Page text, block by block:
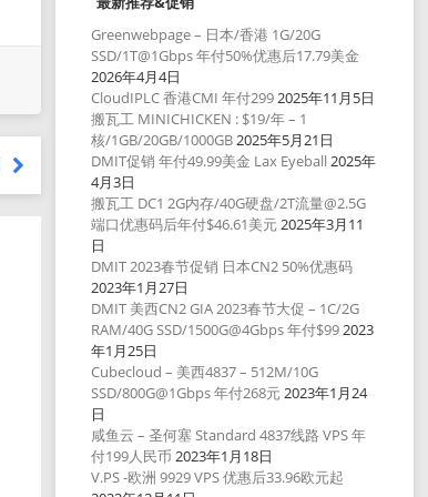
Greenwebpage – 日本/香港 1G/20G
SSD/1T@1Gbps 年付50%优惠后17.79美金
2026年4月4日
CloudIPLC 香港CMI 年付2992025年11月5日
搬瓦工 MINICHICKEN : $19/年 – 1
核/1GB/20GB/1000GB2025年5月21日
DMIT促销 年付49.99美金 Lax Eyeball 2025年
4月3日
搬瓦工 DC1 2G内存/40G硬盘/2T流量@2.5G
端口优惠码后年付$46.61美元2025年3月11
日
DMIT 2023春节促销 日本CN2 50%优惠码
2023年1月27日
DMIT 美西CN2 GIA 2023春节大促 – 1C/2G
RAM/40G SSD/1500G@4Gbps 年付$992023
年1月25日
Cubecloud – 美西4837 – 512M/10G
SSD/800G@1Gbps 年付268元2023年1月24
日
咸鱼云 – 圣何塞 Standard 4837线路 VPS 年
付199人民币 2023年1月18日
V.PS -欧洲 9929 VPS 优惠后33.96欧元起